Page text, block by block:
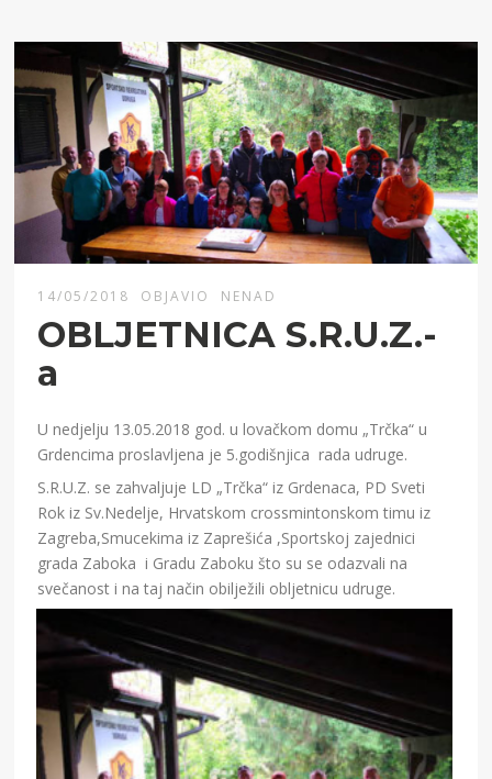
14/05/2018 OBJAVIO NENAD
OBLJETNICA S.R.U.Z.-
a
U nedjelju 13.05.2018 god. u lovačkom domu „Trčka“ u
Grdencima proslavljena je 5.godišnjica rada udruge.
S.R.U.Z. se zahvaljuje LD „Trčka“ iz Grdenaca, PD Sveti
Rok iz Sv.Nedelje, Hrvatskom crossmintonskom timu iz
Zagreba,Smucekima iz Zaprešića ,Sportskoj zajednici
grada Zaboka i Gradu Zaboku što su se odazvali na
svečanost i na taj način obilježili obljetnicu udruge.